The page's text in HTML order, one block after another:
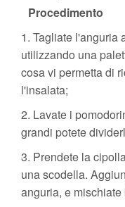
Procedimento
1. Tagliate l'anguria
utilizzando una
cosa vi permetta di
l'insalata;
2. Lavate i
grandi potete
3. Prendete la
una scodella.
anguria, e mischiate